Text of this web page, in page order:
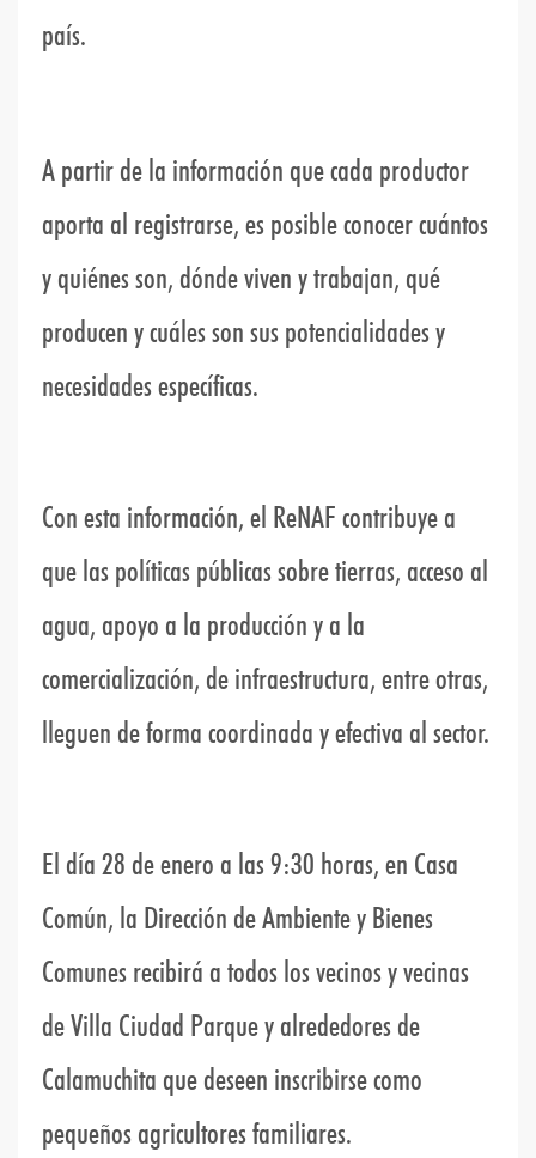
país.
A partir de la información que cada productor
aporta al registrarse, es posible conocer cuántos
y quiénes son, dónde viven y trabajan, qué
producen y cuáles son sus potencialidades y
necesidades específicas.
Con esta información, el ReNAF contribuye a
que las políticas públicas sobre tierras, acceso al
agua, apoyo a la producción y a la
comercialización, de infraestructura, entre otras,
lleguen de forma coordinada y efectiva al sector.
El día 28 de enero a las 9:30 horas, en Casa
Común, la Dirección de Ambiente y Bienes
Comunes recibirá a todos los vecinos y vecinas
de Villa Ciudad Parque y alrededores de
Calamuchita que deseen inscribirse como
pequeños agricultores familiares.